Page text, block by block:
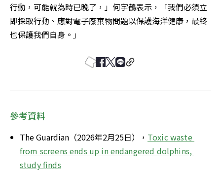
行動，可能就為時已晚了，」何宇鶴表示，「我們必須立
即採取行動、應對電子廢棄物問題以保護海洋健康，最終
也保護我們自身。」
參考資料
The Guardian（2026年2月25日）， Toxic waste
from screens ends up in endangered dolphins,
study finds